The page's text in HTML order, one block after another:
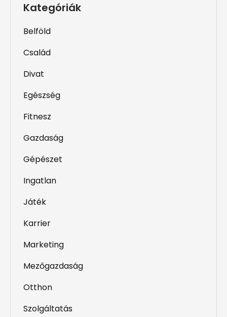
Kategóriák
Belföld
Család
Divat
Egészség
Fitnesz
Gazdaság
Gépészet
Ingatlan
Játék
Karrier
Marketing
Mezőgazdaság
Otthon
Szolgáltatás